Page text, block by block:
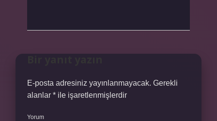
E-posta adresiniz yayınlanmayacak. Gerekli
alanlar * ile işaretlenmişlerdir
Yorum